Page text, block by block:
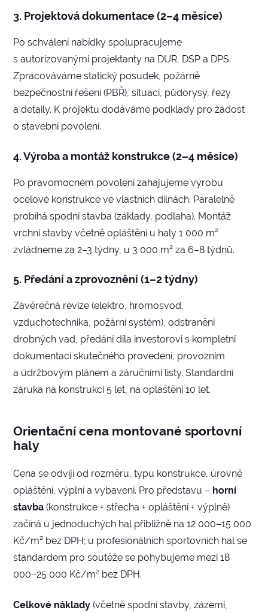
3. Projektová dokumentace (2–4 měsíce)
Po schválení nabídky spolupracujeme
s autorizovanými projektanty na DUR, DSP a DPS.
Zpracováváme statický posudek, požárně
bezpečnostní řešení (PBŘ), situaci, půdorysy, řezy
a detaily. K projektu dodáváme podklady pro žádost
o stavební povolení.
4. Výroba a montáž konstrukce (2–4 měsíce)
Po pravomocném povolení zahajujeme výrobu
ocelové konstrukce ve vlastních dílnách. Paralelně
probíhá spodní stavba (základy, podlaha). Montáž
vrchní stavby včetně opláštění u haly 1 000 m²
zvládneme za 2–3 týdny, u 3 000 m² za 6–8 týdnů.
5. Předání a zprovoznění (1–2 týdny)
Závěrečná revize (elektro, hromosvod,
vzduchotechnika, požární systém), odstranění
drobných vad, předání díla investorovi s kompletní
dokumentací skutečného provedení, provozním
a údržbovým plánem a záručními listy. Standardní
záruka na konstrukci 5 let, na opláštění 10 let.
Orientační cena montované sportovní
haly
Cena se odvíjí od rozměru, typu konstrukce, úrovně
opláštění, výplní a vybavení. Pro představu – horní
stavba (konstrukce + střecha + opláštění + výplně)
začíná u jednoduchých hal přibližně na 12 000–15 000
Kč/m² bez DPH; u profesionálních sportovních hal se
standardem pro soutěže se pohybujeme mezi 18
000–25 000 Kč/m² bez DPH.
Celkové náklady (včetně spodní stavby, zázemí,